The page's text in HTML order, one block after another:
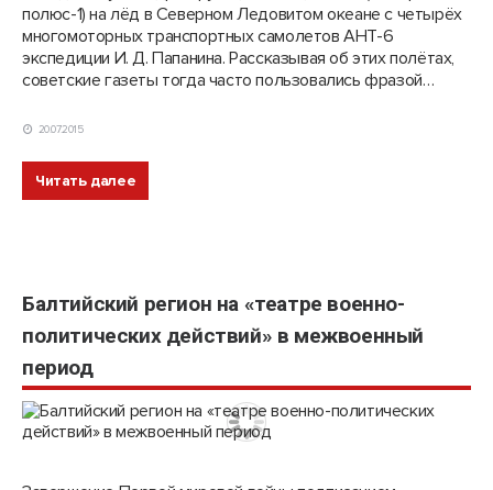
полюс-1) на лёд в Северном Ледовитом океане с четырёх
многомоторных транспортных самолетов АНТ-6
экспедиции И. Д. Папанина. Рассказывая об этих полётах,
советские газеты тогда часто пользовались фразой…
20.07.2015
Читать далее
Балтийский регион на «театре военно-
политических действий» в межвоенный
период